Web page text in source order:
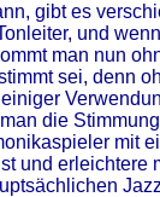
gibt es
und
man nun
sei, denn
die
mit
und erleichtere